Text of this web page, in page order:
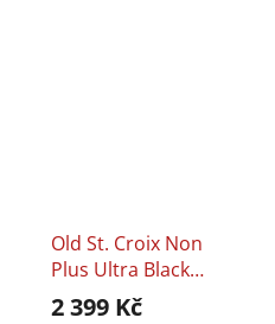
Old St. Croix Non
Plus Ultra Black
Edition 0,7l 42%
2 399 Kč